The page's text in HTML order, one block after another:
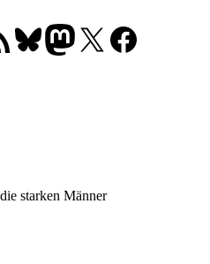
Kanal
Feed
Bluesky
Folgt uns auf Mastodon
X Folgt uns auf
starken Männer